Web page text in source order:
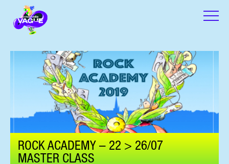
ROCK ACADEMY – 22 > 26/07
MASTER CLASS